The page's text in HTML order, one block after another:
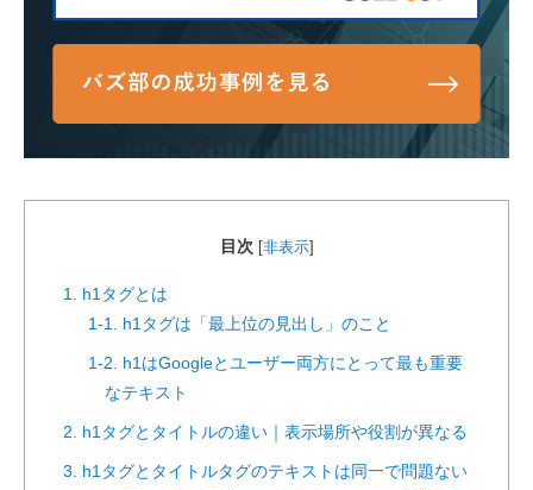
目次 [非表示]
1. h1タグとは
1-1. h1タグは「最上位の見出し」のこと
1-2. h1はGoogleとユーザー両方にとって最も重要
なテキスト
2. h1タグとタイトルの違い｜表示場所や役割が異なる
3. h1タグとタイトルタグのテキストは同一で問題ない